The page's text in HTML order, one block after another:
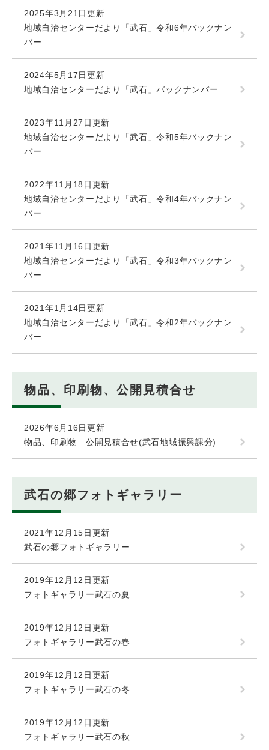
2025年3月21日更新
地域自治センターだより「武石」令和6年バックナン
バー
2024年5月17日更新
地域自治センターだより「武石」バックナンバー
2023年11月27日更新
地域自治センターだより「武石」令和5年バックナン
バー
2022年11月18日更新
地域自治センターだより「武石」令和4年バックナン
バー
2021年11月16日更新
地域自治センターだより「武石」令和3年バックナン
バー
2021年1月14日更新
地域自治センターだより「武石」令和2年バックナン
バー
物品、印刷物、公開見積合せ
2026年6月16日更新
物品、印刷物 公開見積合せ(武石地域振興課分)
武石の郷フォトギャラリー
2021年12月15日更新
武石の郷フォトギャラリー
2019年12月12日更新
フォトギャラリー武石の夏
2019年12月12日更新
フォトギャラリー武石の春
2019年12月12日更新
フォトギャラリー武石の冬
2019年12月12日更新
フォトギャラリー武石の秋